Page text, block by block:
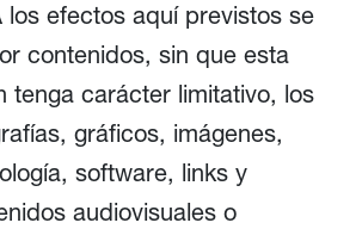
los efectos aquí previstos se
contenidos, sin que esta
tenga carácter limitativo, los
gráficos, imágenes,
software, links y
audiovisuales o